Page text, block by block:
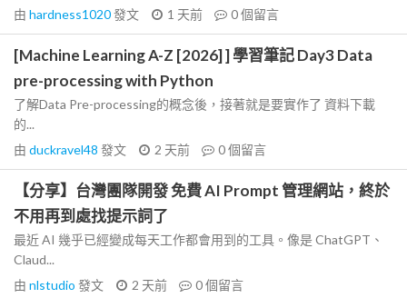
由 hardness1020發文 1 天前 0個留言
[Machine Learning A-Z [2026] ] 學習筆記 Day3 Data
pre-processing with Python
了解Data Pre-processing的概念後，接著就是要實作了 資料下載
的...
由 duckravel48 發文 2 天前 0個留言
【分享】台灣團隊開發 免費 AI Prompt 管理網站，終於
不用再到處找提示詞了
最近 AI 幾乎已經變成每天工作都會用到的工具。像是 ChatGPT、
Claud...
由 nlstudio 發文 2 天前 0個留言